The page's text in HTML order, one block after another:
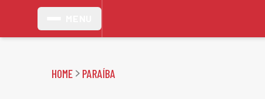
HOME PARAÍBA